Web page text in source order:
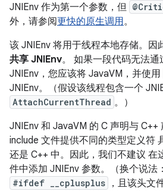
JNIEnv 作为第一个参数，但
外，请参阅更快的原生调用。
该 JNIEnv 将用于线程本地存储。因
共享 JNIEnv。 如果一段代码无法
JNIEnv，您应该将 JavaVM，并使用
JNIEnv。（假设该线程包含一个
AttachCurrentThread 。）
JNIEnv 和 JavaVM 的 C 声明与 C++
include 文件提供不同的类型定义符
还是 C++ 中。因此，我们不建议 在
件中添加 JNIEnv 参数。（换个说法
#ifdef __cplusplus
，且该头文